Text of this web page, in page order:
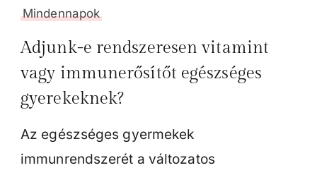
Mindennapok
Adjunk-e rendszeresen vitamint
vagy immunerősítőt egészséges
gyerekeknek?
Az egészséges gyermekek
immunrendszerét a változatos